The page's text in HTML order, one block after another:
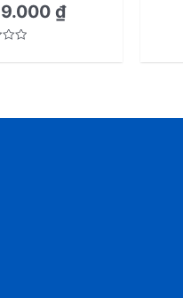
9.000 ₫